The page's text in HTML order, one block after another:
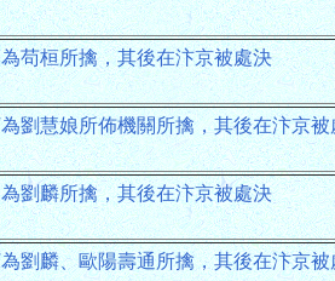
苟桓所擒，其後在汴京被處決
劉慧娘所佈機關所擒，其後在汴京被
劉麟所擒，其後在汴京被處決
劉麟、歐陽壽通所擒，其後在汴京被